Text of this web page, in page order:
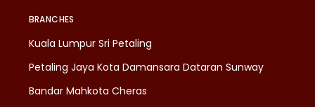
BRANCHES
Kuala Lumpur Sri Petaling
Petaling Jaya Kota Damansara Dataran Sunway
Bandar Mahkota Cheras